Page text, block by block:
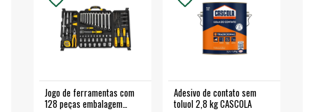
Jogo de ferramentas com
128 peças embalagem
Adesivo de contato sem
toluol 2,8 kg CASCOLA